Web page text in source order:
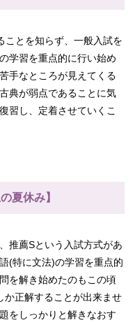
ことを知らず、一般入試を
学習を重点的に行い始め
手なところが見えてくる
典が弱点であることに気
習し、定着させていくこ
夏休み】
推薦Sという入試方式があ
(特に文法)の学習を重点的
を解き始めたのもこの頃
か正解することが出来ませ
をしっかりと解きなおす